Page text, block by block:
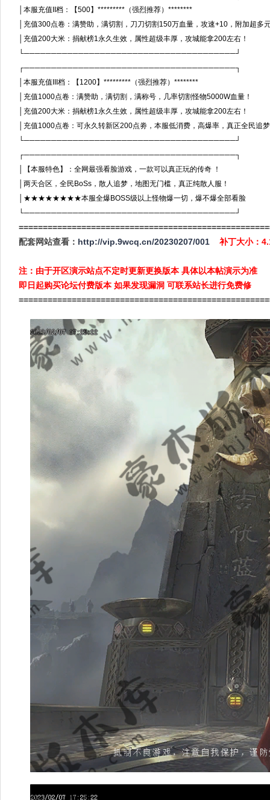
│本服充值II档：【500】*********（强烈推荐）********
│充值300点卷：满赞助，满切割，刀刀切割150万血量，攻速+10，附加超
│充值200大米：捐献榜1永久生效，属性超级丰厚，攻城能拿200左
└───────────────────────────────────────┘
┌───────────────────────────────────────┐
│本服充值III档：【1200】*********（强烈推荐）********
│充值1000点卷：满赞助，满切割，满称号，几率切割怪物5000W血
│充值200大米：捐献榜1永久生效，属性超级丰厚，攻城能拿200左
│充值1000点卷：可永久转新区200点劵，本服低消费，高爆率，真正全
└───────────────────────────────────────┘
┌───────────────────────────────────────┐
│【本服特色】：全网最强看脸游戏，一款可以真正玩的传奇 ！
│两天合区，全民BoSs，散人追梦，地图无门槛，真正纯散人服！
│★★★★★★★★本服全爆BOSS级以上怪物爆一切，爆不爆全部看脸
└───────────────────────────────────────┘
配套网站查看： http://vip.9wcq.cn/20230207/001 补丁大小
注：由于开区演示站点不定时更新更换版本 具体以本帖演示为准
即日起购买论坛付费版本 如果发现漏洞 可联系站长进行免费修